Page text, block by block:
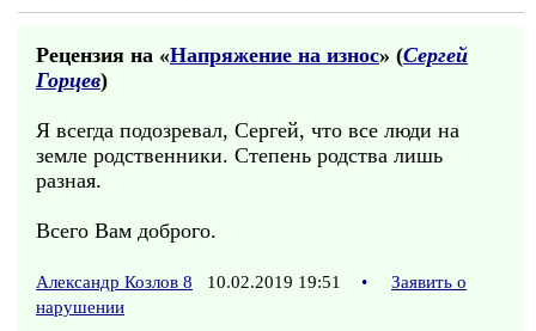
Рецензия на «Напряжение на износ» (Сергей
Горцев)
Я всегда подозревал, Сергей, что все люди на
земле родственники. Степень родства лишь
разная.
Всего Вам доброго.
Александр Козлов 8 10.02.2019 19:51 •
Заявить о
нарушении